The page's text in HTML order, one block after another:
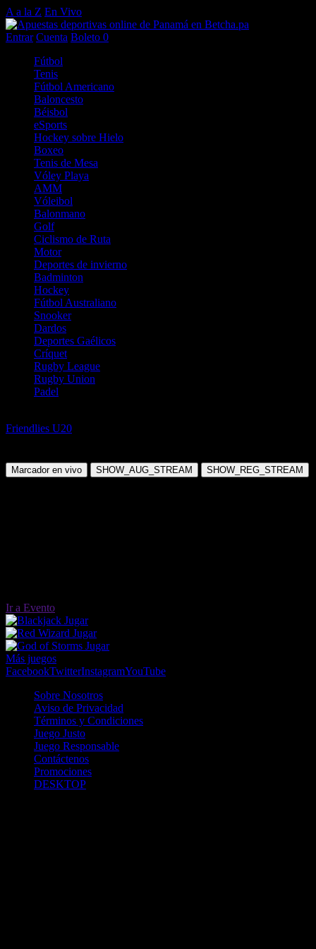
A a la Z En Vivo
Entrar Cuenta Boleto 0
Fútbol
Tenis
Fútbol Americano
Baloncesto
Béisbol
eSports
Hockey sobre Hielo
Boxeo
Tenis de Mesa
Vóley Playa
AMM
Vóleibol
Balonmano
Golf
Ciclismo de Ruta
Motor
Deportes de invierno
Badminton
Hockey
Fútbol Australiano
Snooker
Dardos
Deportes Gaélicos
Críquet
Rugby League
Rugby Union
Padel
Friendlies U20
Marcador en vivo SHOW_AUG_STREAM SHOW_REG_STREAM
Ir a Evento
Jugar
Jugar
Jugar
Más juegos
FacebookTwitterInstagramYouTube
Sobre Nosotros
Aviso de Privacidad
Términos y Condiciones
Juego Justo
Juego Responsable
Contáctenos
Promociones
DESKTOP